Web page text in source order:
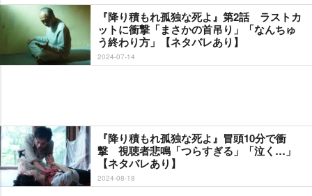
『降り積もれ孤独な死よ』第2話 ラストカ
ットに衝撃「まさかの首吊り」「なんちゅ
う終わり方」【ネタバレあり】
2024-07-14
『降り積もれ孤独な死よ』冒頭10分で衝
撃 視聴者悲鳴「つらすぎる」「泣く…」
【ネタバレあり】
2024-08-18